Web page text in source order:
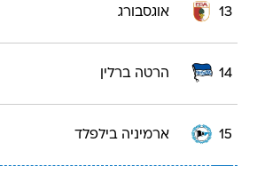
13 אוגסבורג
14 הרטה ברלין
15 ארמיניה בילפלד